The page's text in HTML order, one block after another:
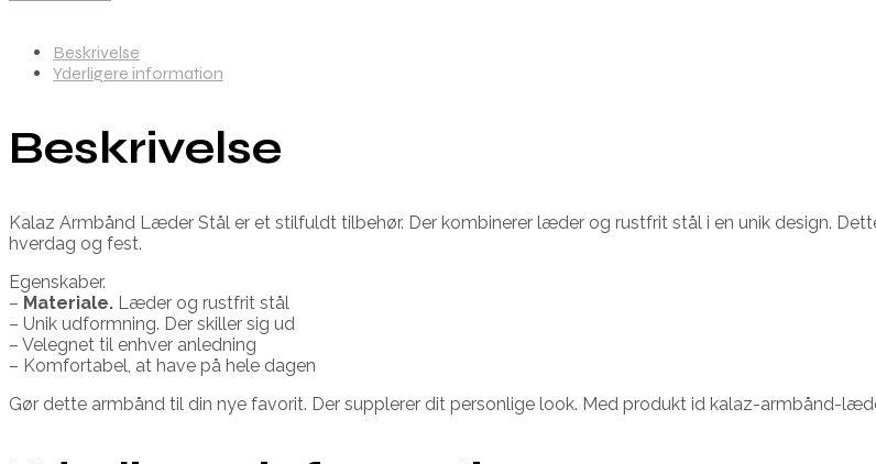
Beskrivelse
Yderligere information
Beskrivelse
Kalaz Armbånd Læder Stål er et stilfuldt tilbehør. Der kombinerer læder og rustfrit stål i en unik design.
hverdag og fest.
Egenskaber.
– Materiale. Læder og rustfrit stål
– Unik udformning. Der skiller sig ud
– Velegnet til enhver anledning
– Komfortabel, at have på hele dagen
Gør dette armbånd til din nye favorit. Der supplerer dit personlige look. Med produkt id kalaz-armbånd-